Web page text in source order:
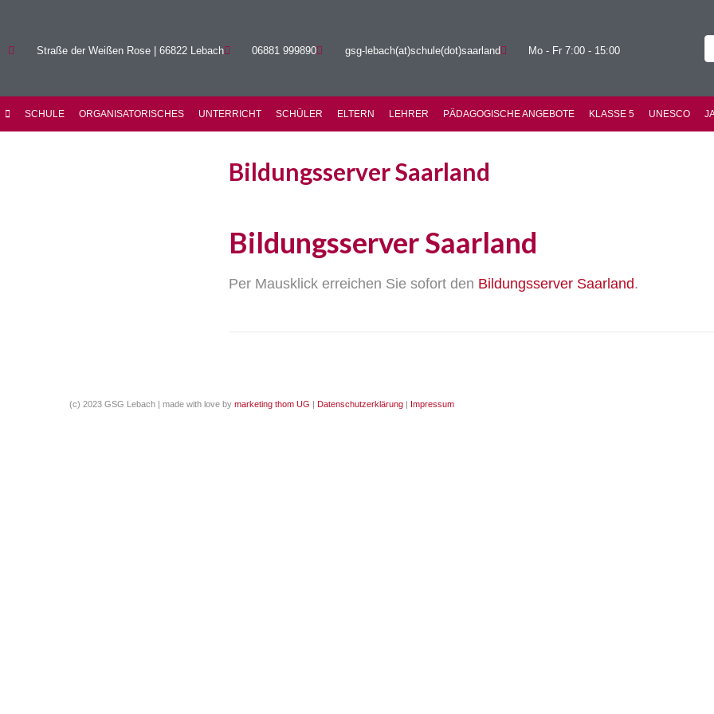
Straße der Weißen Rose | 66822 Lebach 06881 999890 gsg-lebach(at)schule(dot)saarland Mo - Fr 7:00 - 15:00
SCHULE ORGANISATORISCHES UNTERRICHT SCHÜLER ELTERN LEHRER PÄDAGOGISCHE ANGEBOTE KLASSE 5 UNESCO
Bildungsserver Saarland
Bildungsserver Saarland
Per Mausklick erreichen Sie sofort den Bildungsserver Saarland.
(c) 2023 GSG Lebach | made with love by marketing thom UG | Datenschutzerklärung | Impressum